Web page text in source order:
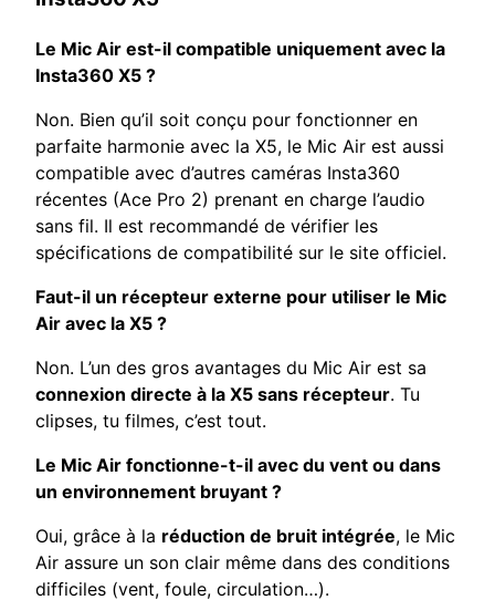
Le Mic Air est-il compatible uniquement avec la
Insta360 X5 ?
Non. Bien qu’il soit conçu pour fonctionner en
parfaite harmonie avec la X5, le Mic Air est aussi
compatible avec d’autres caméras Insta360
récentes (Ace Pro 2) prenant en charge l’audio
sans fil. Il est recommandé de vérifier les
spécifications de compatibilité sur le site officiel.
Faut-il un récepteur externe pour utiliser le Mic
Air avec la X5 ?
Non. L’un des gros avantages du Mic Air est sa
connexion directe à la X5 sans récepteur. Tu
clipses, tu filmes, c’est tout.
Le Mic Air fonctionne-t-il avec du vent ou dans
un environnement bruyant ?
Oui, grâce à la réduction de bruit intégrée, le Mic
Air assure un son clair même dans des conditions
difficiles (vent, foule, circulation…).